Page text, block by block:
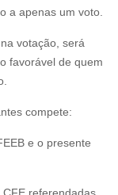
a apenas um voto.
votação, será
favorável de quem
compete:
e o presente